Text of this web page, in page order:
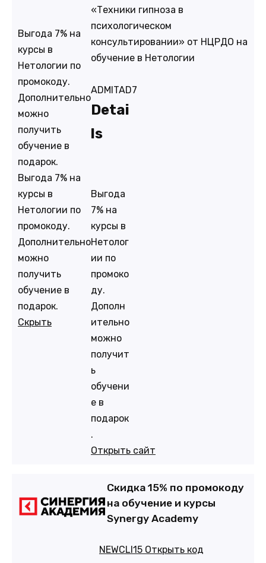
Выгода 7% на
курсы в
Нетологии по
промокоду.
Дополнительно
можно
получить
обучение в
подарок.
Выгода 7% на
курсы в
Нетологии по
промокоду.
Дополнительно
можно
получить
обучение в
подарок.
Скрыть
«Техники гипноза в
психологическом
консультировании» от НЦРДО на
обучение в Нетологии
ADMITAD7
Detai
ls
Выгода
7% на
курсы в
Нетолог
ии по
промоко
ду.
Дополн
ительно
можно
получит
ь
обучени
е в
подарок
.
Открыть сайт
Скидка 15% по промокоду
на обучение и курсы
Synergy Academy
NEWCLI15 Открыть код